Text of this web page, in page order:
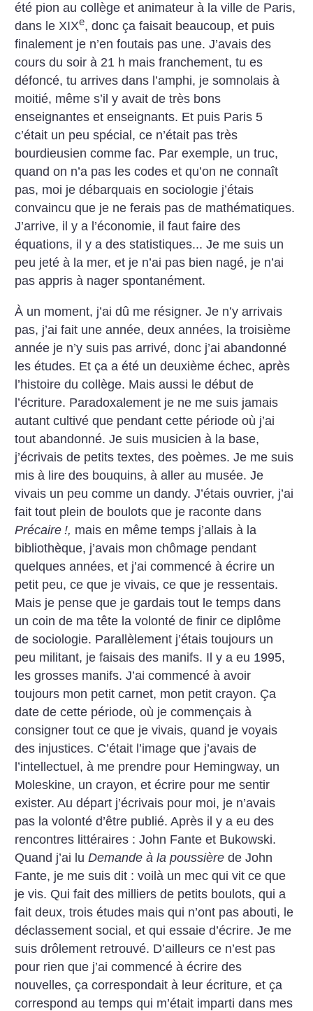
été pion au collège et animateur à la ville de Paris,
dans le XIXe, donc ça faisait beaucoup, et puis
finalement je n’en foutais pas une. J’avais des
cours du soir à 21 h mais franchement, tu es
défoncé, tu arrives dans l’amphi, je somnolais à
moitié, même s’il y avait de très bons
enseignantes et enseignants. Et puis Paris 5
c’était un peu spécial, ce n’était pas très
bourdieusien comme fac. Par exemple, un truc,
quand on n’a pas les codes et qu’on ne connaît
pas, moi je débarquais en sociologie j’étais
convaincu que je ne ferais pas de mathématiques.
J’arrive, il y a l’économie, il faut faire des
équations, il y a des statistiques... Je me suis un
peu jeté à la mer, et je n’ai pas bien nagé, je n’ai
pas appris à nager spontanément.
À un moment, j’ai dû me résigner. Je n’y arrivais
pas, j’ai fait une année, deux années, la troisième
année je n’y suis pas arrivé, donc j’ai abandonné
les études. Et ça a été un deuxième échec, après
l’histoire du collège. Mais aussi le début de
l’écriture. Paradoxalement je ne me suis jamais
autant cultivé que pendant cette période où j’ai
tout abandonné. Je suis musicien à la base,
j’écrivais de petits textes, des poèmes. Je me suis
mis à lire des bouquins, à aller au musée. Je
vivais un peu comme un dandy. J’étais ouvrier, j’ai
fait tout plein de boulots que je raconte dans
Précaire !, mais en même temps j’allais à la
bibliothèque, j’avais mon chômage pendant
quelques années, et j’ai commencé à écrire un
petit peu, ce que je vivais, ce que je ressentais.
Mais je pense que je gardais tout le temps dans
un coin de ma tête la volonté de finir ce diplôme
de sociologie. Parallèlement j’étais toujours un
peu militant, je faisais des manifs. Il y a eu 1995,
les grosses manifs. J’ai commencé à avoir
toujours mon petit carnet, mon petit crayon. Ça
date de cette période, où je commençais à
consigner tout ce que je vivais, quand je voyais
des injustices. C’était l’image que j’avais de
l’intellectuel, à me prendre pour Hemingway, un
Moleskine, un crayon, et écrire pour me sentir
exister. Au départ j’écrivais pour moi, je n’avais
pas la volonté d’être publié. Après il y a eu des
rencontres littéraires : John Fante et Bukowski.
Quand j’ai luDemande à la poussière de John
Fante, je me suis dit : voilà un mec qui vit ce que
je vis. Qui fait des milliers de petits boulots, qui a
fait deux, trois études mais qui n’ont pas abouti, le
déclassement social, et qui essaie d’écrire. Je me
suis drôlement retrouvé. D’ailleurs ce n’est pas
pour rien que j’ai commencé à écrire des
nouvelles, ça correspondait à leur écriture, et ça
correspond au temps qui m’était imparti dans mes